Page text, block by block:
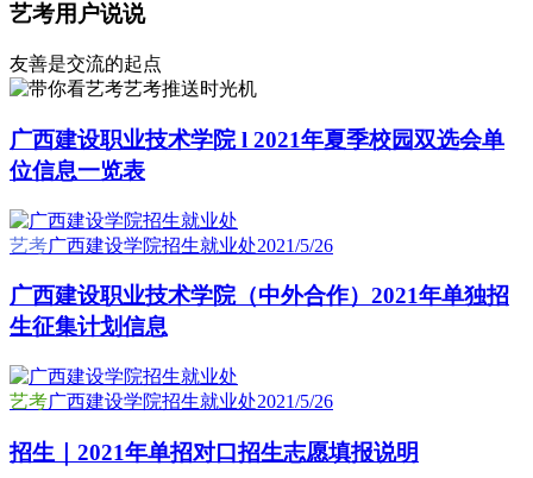
艺考用户说说
友善是交流的起点
艺考推送时光机
广西建设职业技术学院 l 2021年夏季校园双选会单
位信息一览表
艺考广西建设学院招生就业处2021/5/26
广西建设职业技术学院（中外合作）2021年单独招
生征集计划信息
艺考广西建设学院招生就业处2021/5/26
招生｜2021年单招对口招生志愿填报说明